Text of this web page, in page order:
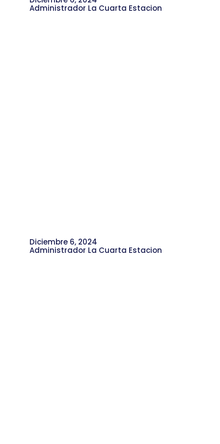
Administrador La Cuarta Estacion
Diciembre 6, 2024
Administrador La Cuarta Estacion